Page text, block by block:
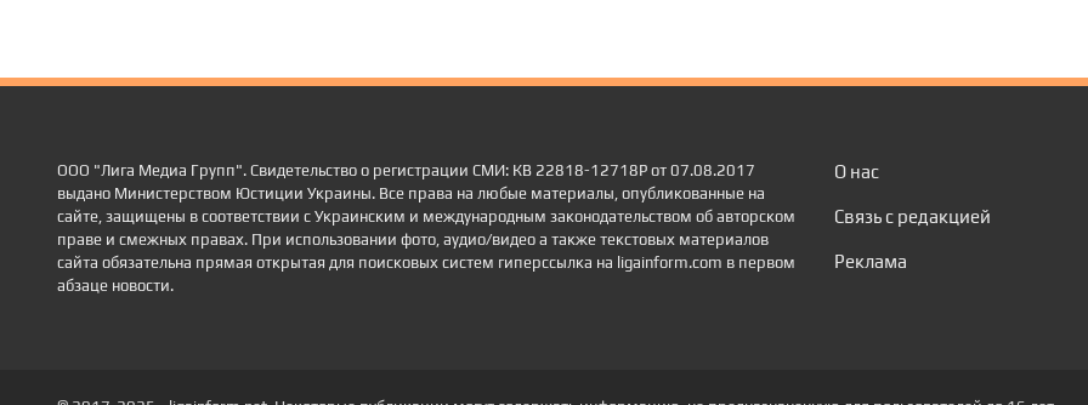
ООО "Лига Медиа Групп". Свидетельство о регистрации СМИ: КВ 22818-12718Р от 07.08.2017
выдано Министерством Юстиции Украины. Все права на любые материалы, опубликованные на
сайте, защищены в соответствии с Украинским и международным законодательством об авторском
праве и смежных правах. При использовании фото, аудио/видео а также текстовых материалов
сайта обязательна прямая открытая для поисковых систем гиперссылка на ligainform.com в первом
абзаце новости.
О нас
Связь с редакцией
Реклама